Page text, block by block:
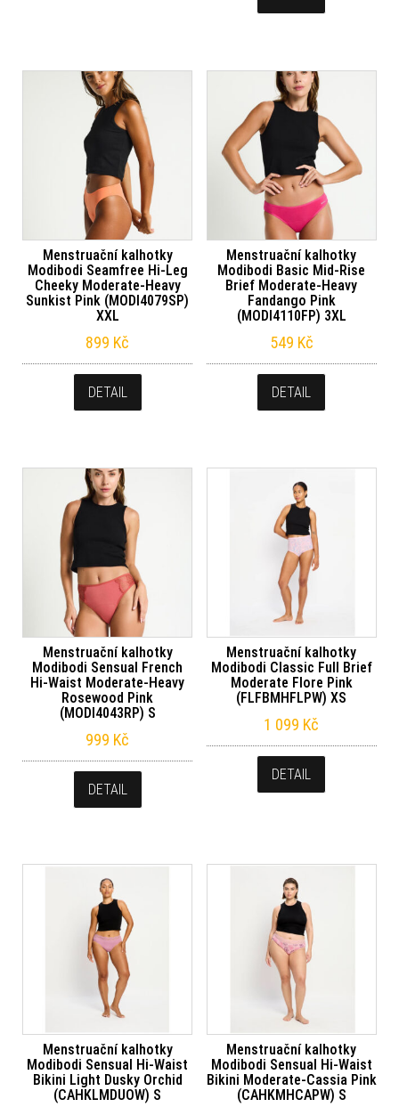
Menstruační kalhotky
Modibodi Seamfree Hi-Leg
Cheeky Moderate-Heavy
Sunkist Pink (MODI4079SP)
XXL
899 Kč
DETAIL
Menstruační kalhotky
Modibodi Basic Mid-Rise
Brief Moderate-Heavy
Fandango Pink
(MODI4110FP) 3XL
549 Kč
DETAIL
Menstruační kalhotky
Modibodi Sensual French
Hi-Waist Moderate-Heavy
Rosewood Pink
(MODI4043RP) S
999 Kč
DETAIL
Menstruační kalhotky
Modibodi Classic Full Brief
Moderate Flore Pink
(FLFBMHFLPW) XS
1 099 Kč
DETAIL
Menstruační kalhotky
Modibodi Sensual Hi-Waist
Bikini Light Dusky Orchid
(CAHKLMDUOW) S
Menstruační kalhotky
Modibodi Sensual Hi-Waist
Bikini Moderate-Cassia Pink
(CAHKMHCAPW) S